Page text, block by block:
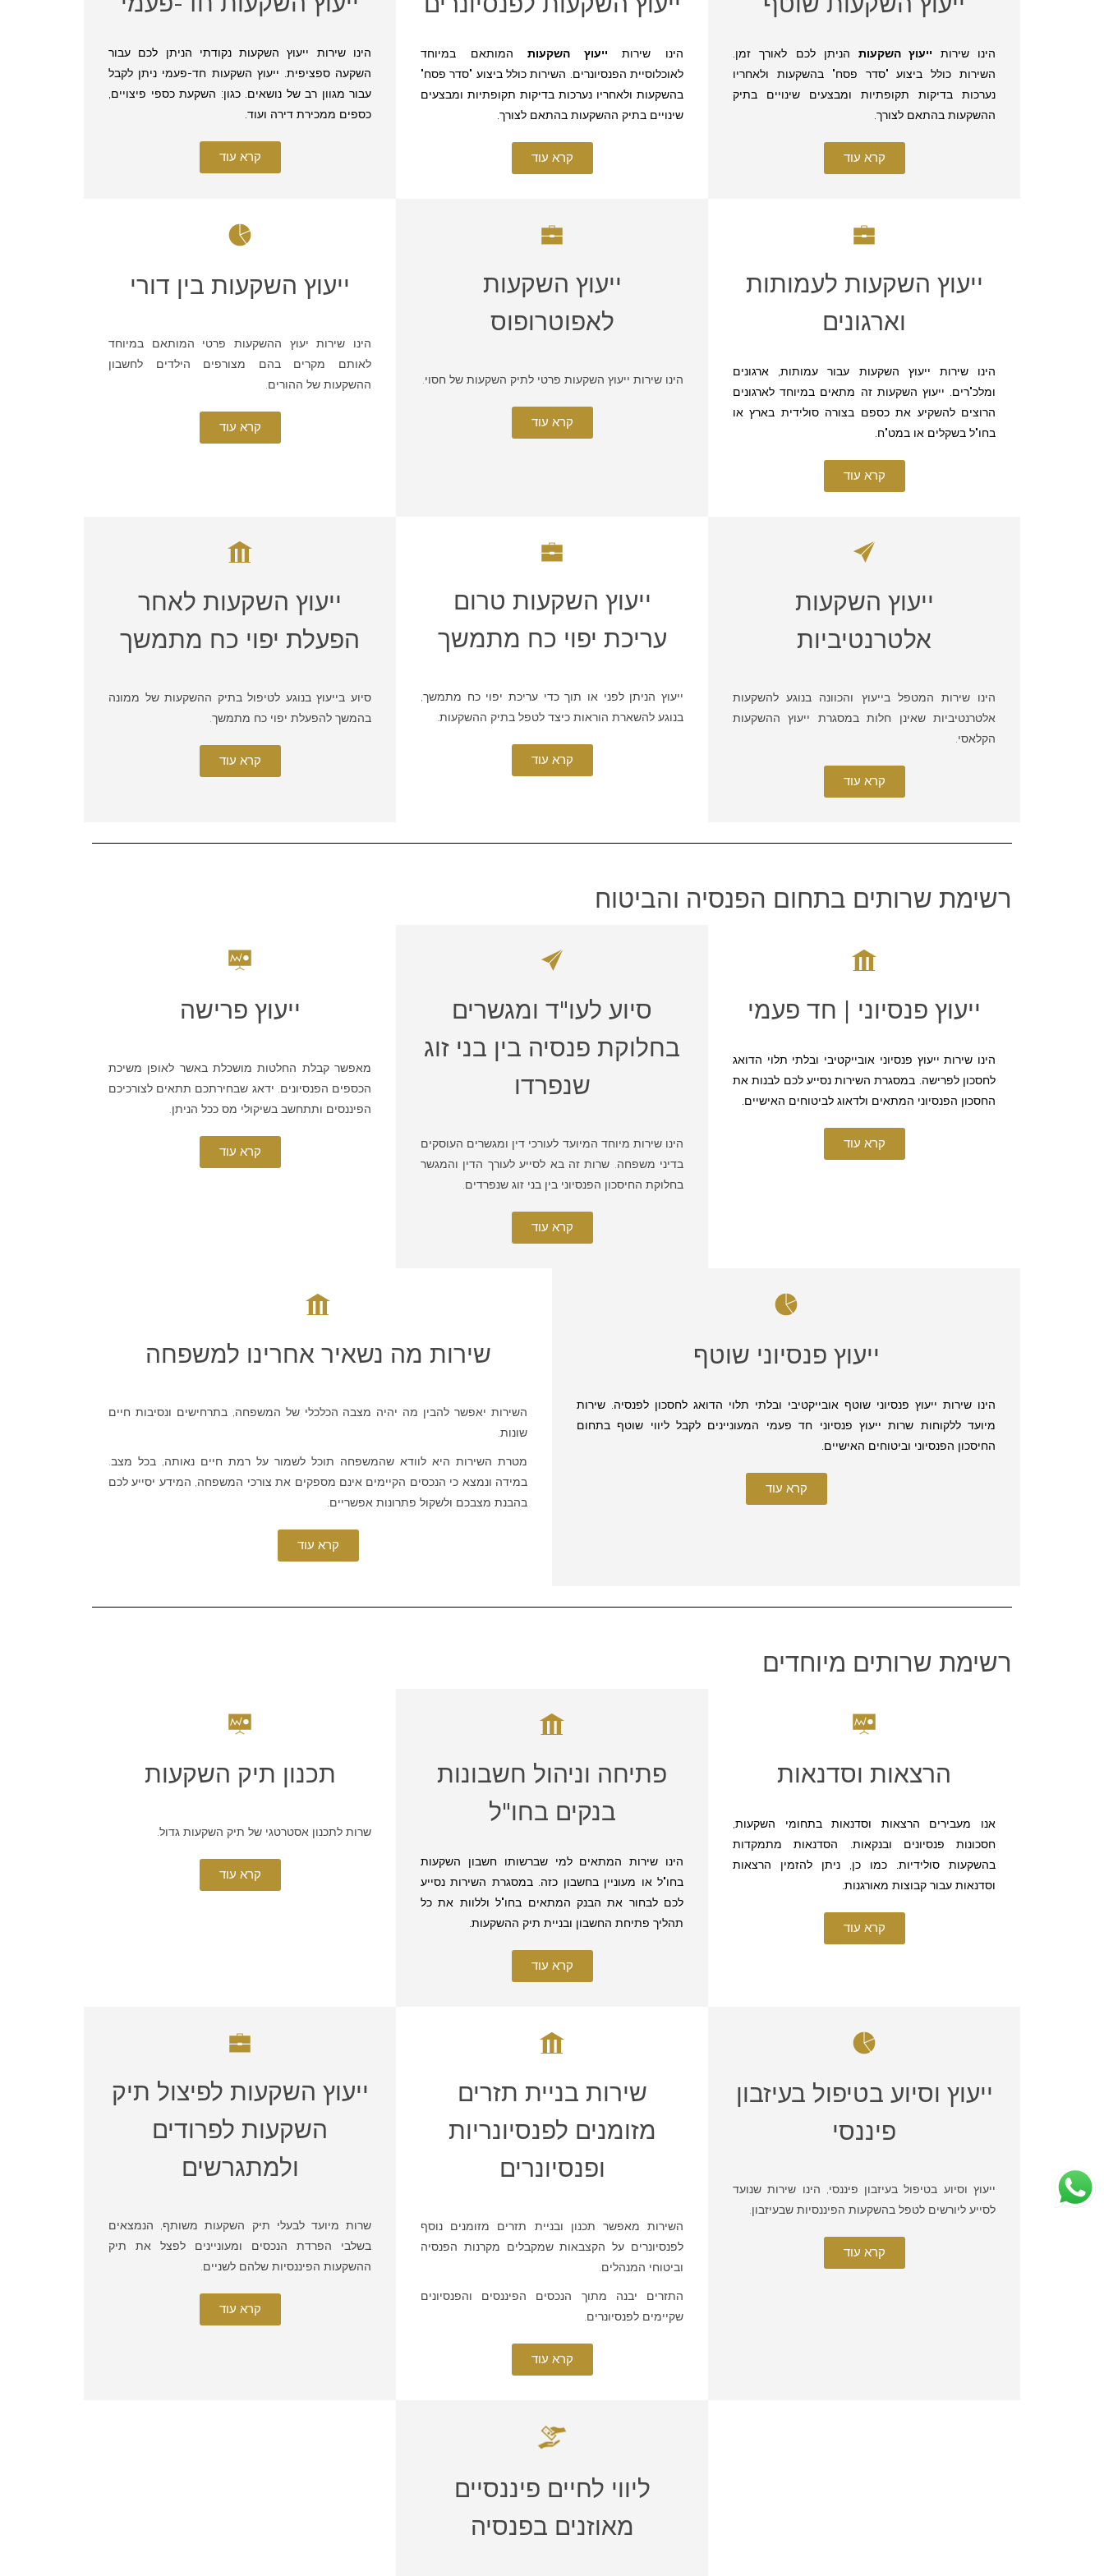
הינו שירות ייעוץ השקעותהניתן לכם לאורך זמן.
השירות כולל ביצוע "סדר פסח" בהשקעות ולאחריו
נערכות בדיקות תקופתיות ומבצעים שינויים בתיק
ההשקעות בהתאם לצורך.
קרא עוד
הינו שירות ייעוץ השקעותהמותאם במיוחד
לאוכלוסיית הפנסיונרים. השירות כולל ביצוע "סדר פסח"
בהשקעות ולאחריו נערכות בדיקות תקופתיות ומבצעים
שינויים בתיק ההשקעות בהתאם לצורך.
קרא עוד
הינו שירות ייעוץ השקעות נקודתי הניתן לכם עבור
השקעה ספציפית. ייעוץ השקעות חד-פעמי ניתן לקבל
עבור מגוון רב של נושאים. כגון: השקעת כספי פיצויים,
כספים ממכירת דירה ועוד.
קרא עוד
ייעוץ השקעות לעמותות
וארגונים
הינו שירות ייעוץ השקעות עבור עמותות, ארגונים
ומלכ"רים. ייעוץ השקעות זה מתאים במיוחד לארגונים
הרוצים להשקיע את כספם בצורה סולידית בארץ או
בחו"ל בשקלים או במט"ח.
קרא עוד
ייעוץ השקעות
לאפוטרופוס
הינו שירות ייעוץ השקעות פרטי לתיק השקעות של חסוי.
קרא עוד
ייעוץ השקעות בין דורי
הינו שירות יעוץ ההשקעות פרטי המותאם במיוחד
לאותם מקרים בהם מצורפים הילדים לחשבון
ההשקעות של ההורים.
קרא עוד
ייעוץ השקעות
אלטרנטיביות
הינו שירות המטפל בייעוץ והכוונה בנוגע להשקעות
אלטרנטיביות שאינן חלות במסגרת ייעוץ ההשקעות
הקלאסי.
קרא עוד
ייעוץ השקעות טרום
עריכת יפוי כח מתמשך
ייעוץ הניתן לפני או תוך כדי עריכת יפוי כח מתמשך,
בנוגע להשארת הוראות כיצד לטפל בתיק ההשקעות.
קרא עוד
ייעוץ השקעות לאחר
הפעלת יפוי כח מתמשך
סיוע בייעוץ בנוגע לטיפול בתיק ההשקעות של ממונה
בהמשך להפעלת יפוי כח מתמשך.
קרא עוד
רשימת שרותים בתחום הפנסיה והביטוח
ייעוץ פנסיוני | חד פעמי
הינו שירות ייעוץ פנסיוני אובייקטיבי ובלתי תלוי הדואג
לחסכון לפרישה. במסגרת השירות נסייע לכם לבנות את
החסכון הפנסיוני המתאים ולדאוג לביטוחים האישיים.
קרא עוד
סיוע לעו"ד ומגשרים
בחלוקת פנסיה בין בני זוג
שנפרדו
הינו שירות מיוחד המיועד לעורכי דין ומגשרים העוסקים
בדיני משפחה. שרות זה בא לסייע לעורך הדין והמגשר
בחלוקת החיסכון הפנסיוני בין בני זוג שנפרדים.
קרא עוד
ייעוץ פרישה
מאפשר קבלת החלטות מושכלת באשר לאופן משיכת
הכספים הפנסיונים. ידאג שבחירתכם תתאים לצורכיכם
הפיננסים ותתחשב בשיקולי מס ככל הניתן.
קרא עוד
ייעוץ פנסיוני שוטף
הינו שירות ייעוץ פנסיוני שוטף אובייקטיבי ובלתי תלוי הדואג לחסכון לפנסיה. שירות
מיועד ללקוחות שרות ייעוץ פנסיוני חד פעמי המעוניינים לקבל ליווי שוטף בתחום
החיסכון הפנסיוני וביטוחים האישיים.
קרא עוד
שירות מה נשאיר אחרינו למשפחה
השירות יאפשר להבין מה יהיה מצבה הכלכלי של המשפחה, בתרחישים ונסיבות חיים
שונות.
מטרת השירות היא לוודא שהמשפחה תוכל לשמור על רמת חיים נאותה, בכל מצב.
במידה ונמצא כי הנכסים הקיימים אינם מספקים את צורכי המשפחה, המידע יסייע לכם
בהבנת מצבכם ולשקול פתרונות אפשריים.
קרא עוד
רשימת שרותים מיוחדים
הרצאות וסדנאות
אנו מעבירים הרצאות וסדנאות בתחומי השקעות,
חסכונות פנסיונים ובנקאות. הסדנאות מתמקדות
בהשקעות סולידיות. כמו כן, ניתן להזמין הרצאות
וסדנאות עבור קבוצות מאורגנות.
קרא עוד
פתיחה וניהול חשבונות
בנקים בחו"ל
הינו שירות המתאים למי שברשותו חשבון השקעות
בחו"ל או מעוניין בחשבון כזה. במסגרת השירות נסייע
לכם לבחור את הבנק המתאים בחו"ל וללוות את כל
תהליך פתיחת החשבון ובניית תיק ההשקעות.
קרא עוד
תכנון תיק השקעות
שרות לתכנון אסטרטגי של תיק השקעות גדול.
קרא עוד
ייעוץ וסיוע בטיפול בעיזבון
פיננסי
ייעוץ וסיוע בטיפול בעיזבון פיננסי, הינו שירות שנועד
לסייע ליורשים לטפל בהשקעות הפיננסיות שבעיזבון.
קרא עוד
שירות בניית תזרים
מזומנים לפנסיונריות
ופנסיונרים
השירות מאפשר תכנון ובניית תזרים מזומנים נוסף
לפנסיונרים על הקצבאות שמקבלים מקרנות הפנסיה
וביטוחי המנהלים.
התזרים יבנה מתוך הנכסים הפיננסים והפנסיונים
שקיימים לפנסיונרים.
קרא עוד
ייעוץ השקעות לפיצול תיק
השקעות לפרודים
ולמתגרשים
שרות מיועד לבעלי תיק השקעות משותף, הנמצאים
בשלבי הפרדת הנכסים ומעוניינים לפצל את תיק
ההשקעות הפיננסיות שלהם לשניים.
קרא עוד
ליווי לחיים פיננסיים
מאוזנים בפנסיה